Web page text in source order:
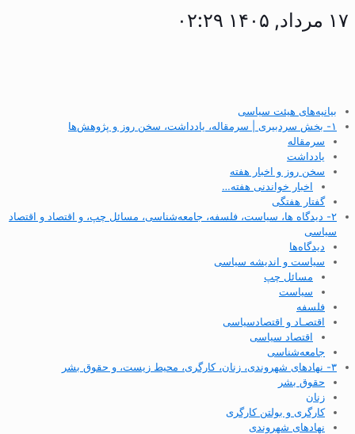
۱۷ مرداد, ۱۴۰۵ ۰۲:۲۹
بیانیه‌های هیئت سیاسی
۱- بخش سردبیری | سرمقاله، یادداشت، سخن روز و پژوهش‌ها
سرمقاله
یادداشت
سخن روز و اخبار هفته
اخبار خواندنی هفته…
گفتار هفتگی
۲- دیدگاه ها، سیاست، فلسفه، جامعه‌شناسی، مسائل چپ، و اقتصاد و اقتصاد
سیاسی
دیدگاه‌ها
سیاست و اندیشه سیاسی
مسائل چپ
سیاست
فلسفه
اقتصـاد و اقتصاد‌سیاسی
اقتصاد سیاسی
جامعه‌شناسی
۳- نهادهای شهروندی، زنان، کارگری، محیط زیست، و حقوق بشر
حقوق بشر
زنان
کارگری و بولتن کارگری
نهادهای شهروندی